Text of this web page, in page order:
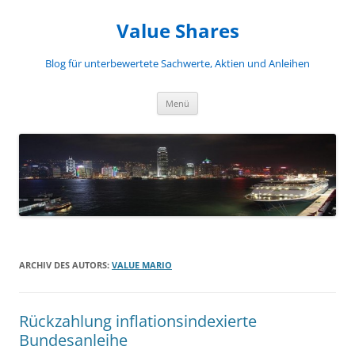
Value Shares
Blog für unterbewertete Sachwerte, Aktien und Anleihen
Menü
ARCHIV DES AUTORS: VALUE MARIO
Rückzahlung inflationsindexierte
Bundesanleihe